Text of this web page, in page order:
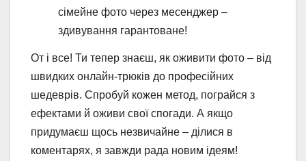
сімейне фото через месенджер –
здивування гарантоване!
От і все! Ти тепер знаєш, як оживити фото – від
швидких онлайн-трюків до професійних
шедеврів. Спробуй кожен метод, пограйся з
ефектами й оживи свої спогади. А якщо
придумаєш щось незвичайне – ділися в
коментарях, я завжди рада новим ідеям!